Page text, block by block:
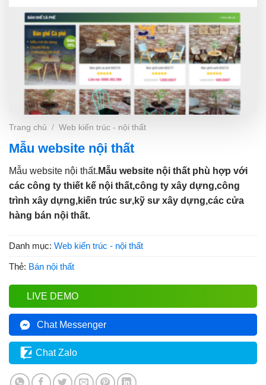
Trang chủ / Web kiến trúc - nội thất
Mẫu website nội thất
Mẫu website nội thất. Mẫu website nội thất phù hợp với
các công ty thiết kế nội thất,công ty xây dựng,công
trình xây dựng,kiến trúc sư,kỹ sư xây dựng,các cửa
hàng bán nội thất.
Danh mục: Web kiến trúc - nội thất
Thẻ: Bán nội thất
LIVE DEMO
Chat Messenger
Chat Zalo